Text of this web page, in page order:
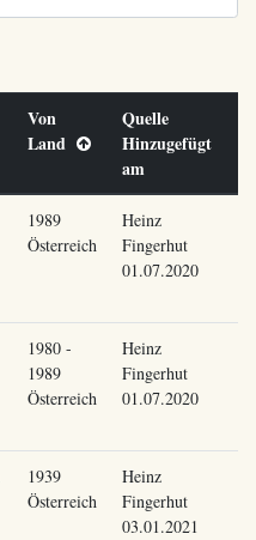
Von
Land
Quelle
Hinzugefügt
am
1989
Österreich
Heinz
Fingerhut
01.07.2020
1980 -
1989
Österreich
Heinz
Fingerhut
01.07.2020
1939
Österreich
Heinz
Fingerhut
03.01.2021